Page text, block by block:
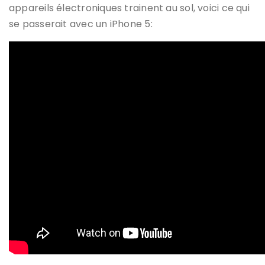
appareils électroniques trainent au sol, voici ce qui
se passerait avec un iPhone 5: